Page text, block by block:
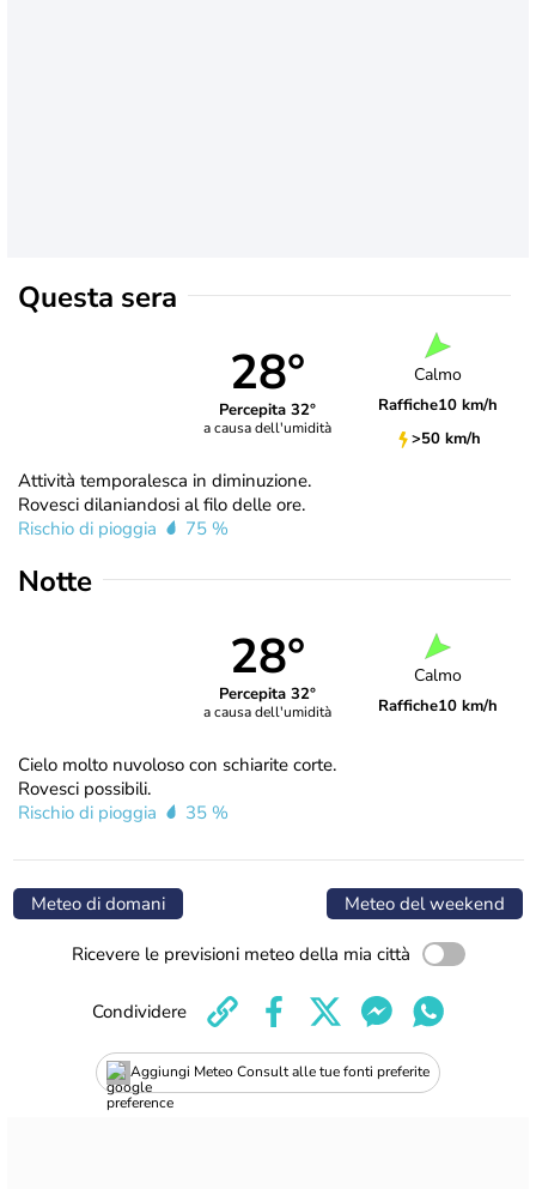
Questa sera
28°
Percepita 32°
a causa dell'umidità
Calmo
Raffiche10 km/h
>50 km/h
Attività temporalesca in diminuzione.
Rovesci dilaniandosi al filo delle ore.
Rischio di pioggia
75 %
Notte
28°
Percepita 32°
a causa dell'umidità
Calmo
Raffiche10 km/h
Cielo molto nuvoloso con schiarite corte.
Rovesci possibili.
Rischio di pioggia
35 %
Meteo di domani Meteo del weekend
Ricevere le previsioni meteo della mia città
Aggiungi Meteo Consult alle tue fonti preferite
Condividere